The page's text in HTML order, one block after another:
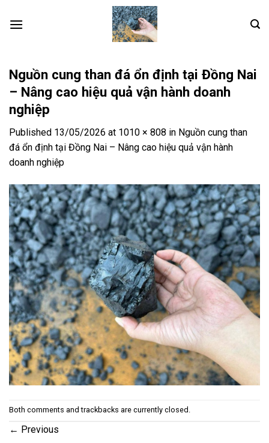
Nguồn cung than đá ổn định tại Đồng Nai
– Nâng cao hiệu quả vận hành doanh
nghiệp
Published 13/05/2026 at 1010 × 808 in Nguồn cung than
đá ổn định tại Đồng Nai – Nâng cao hiệu quả vận hành
doanh nghiệp
Both comments and trackbacks are currently closed.
← Previous